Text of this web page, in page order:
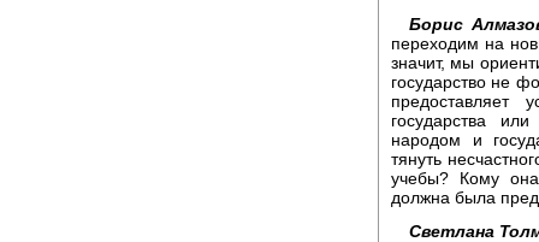
Борис
переходим на
значит, мы
государство не
предоставляет
государства
народом и
тянуть
учебы? Кому
должна была
Светлана